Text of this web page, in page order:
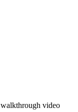
walkthrough video